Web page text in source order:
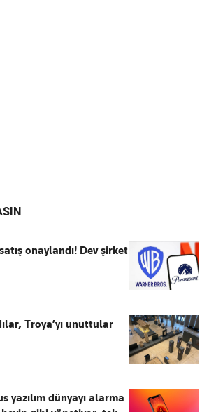
onaylandı! Dev şirket
Troya’yı unuttular
yazılım dünyayı alarma